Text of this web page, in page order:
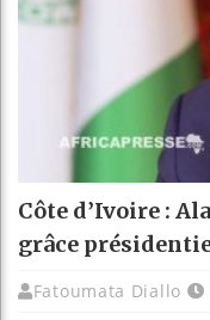
Côte d’Ivoire :
grâce
Fatoumata Diallo